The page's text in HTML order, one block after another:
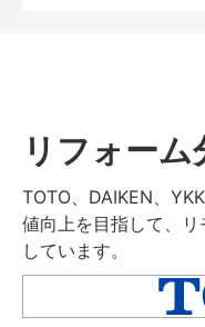
リフォー
TOTO、DAIKEN、
値向上を目指して、
しています。